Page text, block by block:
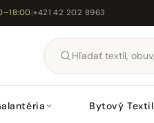
|+421 42 202 8963
Bytový Textil